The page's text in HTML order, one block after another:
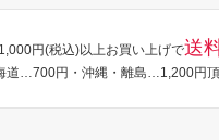
円(税込)以上お買い上げで送
道…700円・沖縄・離島…1,200円